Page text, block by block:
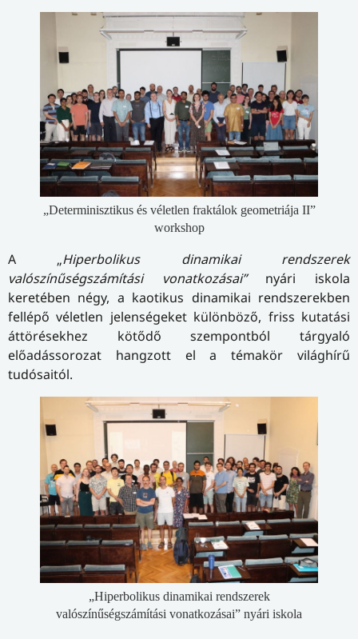
„Determinisztikus és véletlen fraktálok geometriája II”
workshop
A „Hiperbolikus dinamikai rendszerek
valószínűségszámítási vonatkozásai” nyári iskola
keretében négy, a kaotikus dinamikai rendszerekben
fellépő véletlen jelenségeket különböző, friss kutatási
áttörésekhez kötődő szempontból tárgyaló
előadássorozat hangzott el a témakör világhírű
tudósaitól.
„Hiperbolikus dinamikai rendszerek
valószínűségszámítási vonatkozásai” nyári iskola